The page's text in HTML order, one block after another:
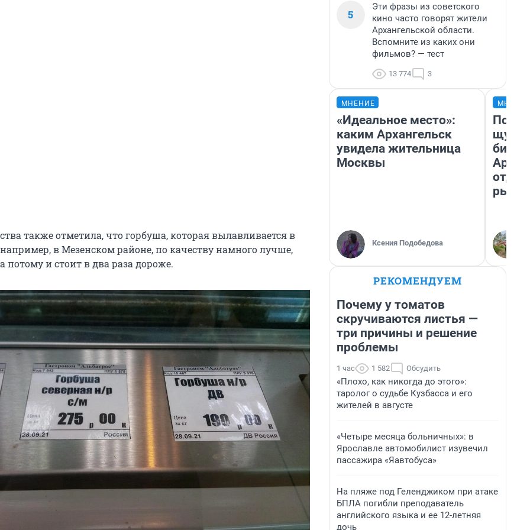
также отметила, что горбуша, которая вылавливается в
в Мезенском районе, по качеству намного лучше,
потому и стоит в два раза дороже.
5
Эти фразы из советского
кино часто говорят жители
Архангельской области.
Вспомните из каких они
фильмов? — тест
13 774 3
МНЕНИЕ
«Идеальное место»:
каким Архангельск
увидела жительница
Москвы
Ксения Подобедова
щука!
РЕКОМЕНДУЕМ
Почему у томатов
скручиваются листья —
три причины и решение
проблемы
1 час 1 582 Обсудить
«Плохо, как никогда до этого»:
таролог о судьбе Кузбасса и его
жителей в августе
«Четыре месяца больничных»: в
Ярославле автомобилист изувечил
пассажира «Яавтобуса»
На пляже под Геленджиком при атаке
БПЛА погибли преподаватель
английского языка и ее 12-летняя
дочь